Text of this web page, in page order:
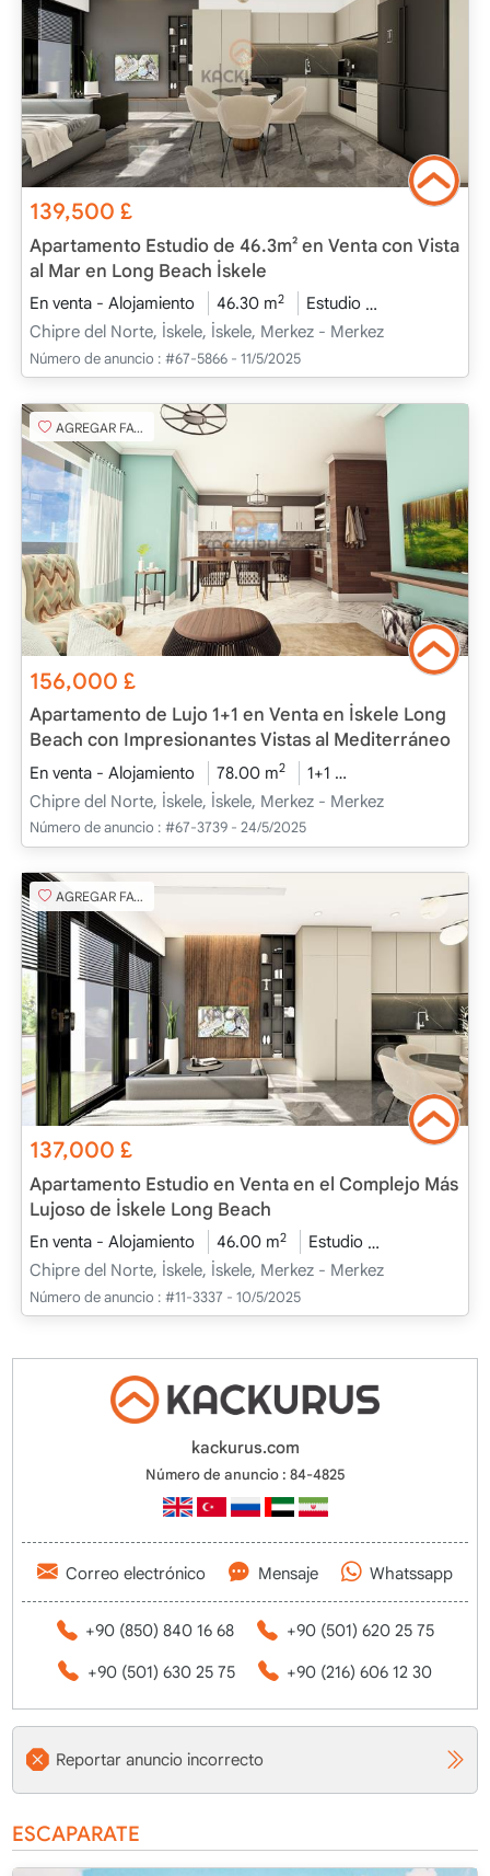
139,500£
Apartamento Estudio de 46.3m² en Venta con Vista
al Mar en Long Beach İskele
En venta - Alojamiento 46.30 m2 Estudio
Chipre del Norte, İskele, İskele, Merkez - Merkez
Número de anuncio : #67-5866 - 11/5/2025
AGREGAR FAVORITO
156,000£
Apartamento de Lujo 1+1 en Venta en İskele Long
Beach con Impresionantes Vistas al Mediterráneo
En venta - Alojamiento 78.00 m2 1+1
Chipre del Norte, İskele, İskele, Merkez - Merkez
Número de anuncio : #67-3739 - 24/5/2025
AGREGAR FAVORITO
137,000£
Apartamento Estudio en Venta en el Complejo Más
Lujoso de İskele Long Beach
En venta - Alojamiento 46.00 m2 Estudio
Chipre del Norte, İskele, İskele, Merkez - Merkez
Número de anuncio : #11-3337 - 10/5/2025
kackurus.com
Número de anuncio : 84-4825
Correo electrónico Mensaje Whatssapp
+90 (850) 840 16 68 +90 (501) 620 25 75
+90 (501) 630 25 75 +90 (216) 606 12 30
Reportar anuncio incorrecto
ESCAPARATE